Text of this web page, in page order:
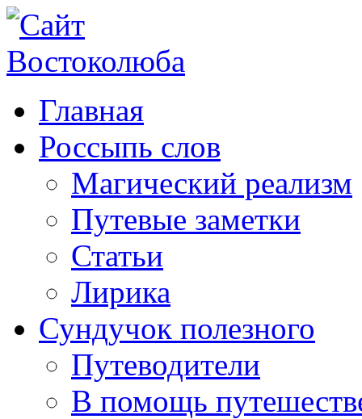
Главная
Россыпь слов
Магический реализм
Путевые заметки
Статьи
Лирика
Сундучок полезного
Путеводители
В помощь